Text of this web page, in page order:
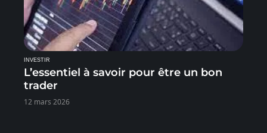
INVESTIR
L’essentiel à savoir pour être un bon
trader
12 mars 2026